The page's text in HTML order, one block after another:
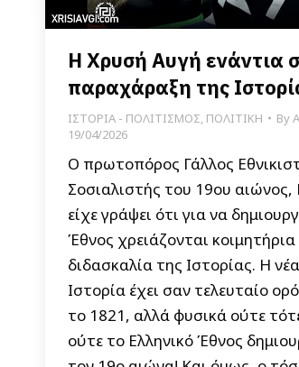
Η Χρυσή Αυγή ενάντια
παραχάραξη της
ΙΣΤΟΡΙΑ - ΠΟΛΙΤΙΣΜΟΣ, ΠΟΛΙΤΙΚΗ By
19/04/2026
Ο πρωτοπόρος Γάλλος
Σοσιαλιστής του 19ου
είχε γράψει ότι για να
Έθνος χρειάζονται κοιμητήρια
διδασκαλία της Ιστορίας. Η
Ιστορία έχει σαν τελευταίο
το 1821, αλλά φυσικά ούτε
ούτε το Ελληνικό Έθνος